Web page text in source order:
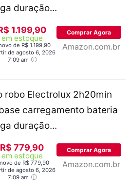
duração...
1.199,90
em estoque
de R$ 1.199,90
de agosto 6, 2026
7:09 am
Comprar Agora
Amazon.com.br
robo Electrolux 2h20min
carregamento bateria
duração...
R$ 779,90
em estoque
de R$ 779,90
de agosto 6, 2026
7:09 am
Comprar Agora
Amazon.com.br